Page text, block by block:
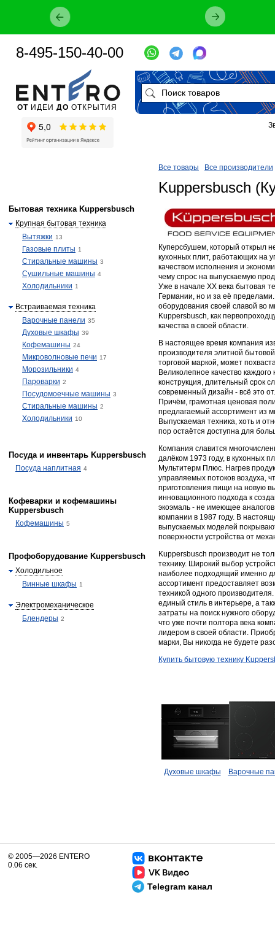
Все товары Все производители
Kuppersbusch
Куперсбушем, который открыл
кухонных плит, работающих на
качеством исполнения и
чему спрос на выпускаемую
Уже в начале XX века бытовая
Германии, но и за её
оборудования своей славой во
Kuppersbusch, как
качества в своей области.
В настоящее время компания
производителя элитной
торговой маркой, может
Великолепное качество
конструкция, длительный срок
современный дизайн - всё это
Причём, грамотная ценовая
предлагаемый ассортимент из
Выпускаемая техника, хоть и
пор остаётся доступна для
Компания славится
далёком 1973 году, в кухонных
Мультитерм Плюс. Нагрев
управляемых потоков воздуха,
приготовления пищи на новую
инновационного подхода к
экоэмаль - не имеющее
компании в 1987 году. В
выпускаемых моделей
поверхности устройства от
Kuppersbusch производит не
технику. Широкий выбор
наиболее подходящий именно
ассортимент предоставляет
техникой одного
единый стиль в интерьере, а
затраты на поиск нужного
что уже почти полтора века
лидером в своей области.
марки, Вы никогда не будете
Купить бытовую технику
Духовые шкафы Варочные
Бытовая техника Kuppersbusch
Крупная бытовая техника
Вытяжки 13
Газовые плиты 1
Стиральные машины 3
Сушильные машины 4
Холодильники 1
Встраиваемая техника
Варочные панели 35
Духовые шкафы 39
Кофемашины 24
Микроволновые печи 17
Морозильники 4
Пароварки 2
Посудомоечные машины 3
Стиральные машины 2
Холодильники 10
Посуда и инвентарь Kuppersbusch
Посуда наплитная 4
Кофеварки и кофемашины
Kuppersbusch
Кофемашины 5
Профоборудование Kuppersbusch
Холодильное
Винные шкафы 1
Электромеханическое
Блендеры 2
ОТ ИДЕИ ДО ОТКРЫТИЯ
8-495-150-40-00
Telegram канал
© 2005—2026 ENTERO
0.06 сек.